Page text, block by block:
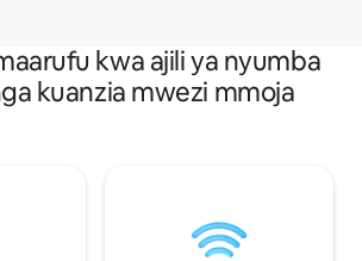
kwa ajili ya nyumba
kuanzia mwezi mmoja